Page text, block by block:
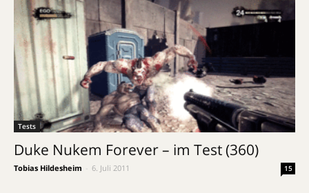
Tests
Duke Nukem Forever – im Test (360)
Tobias Hildesheim 6. Juli 2011 15